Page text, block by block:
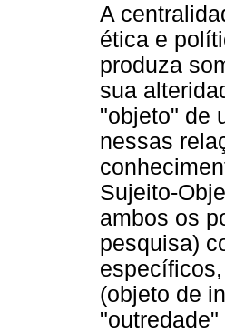
A
ética e
produza
sua
"objeto" de
nessas
Sujeito-
ambos os
pesquisa)
(objeto de